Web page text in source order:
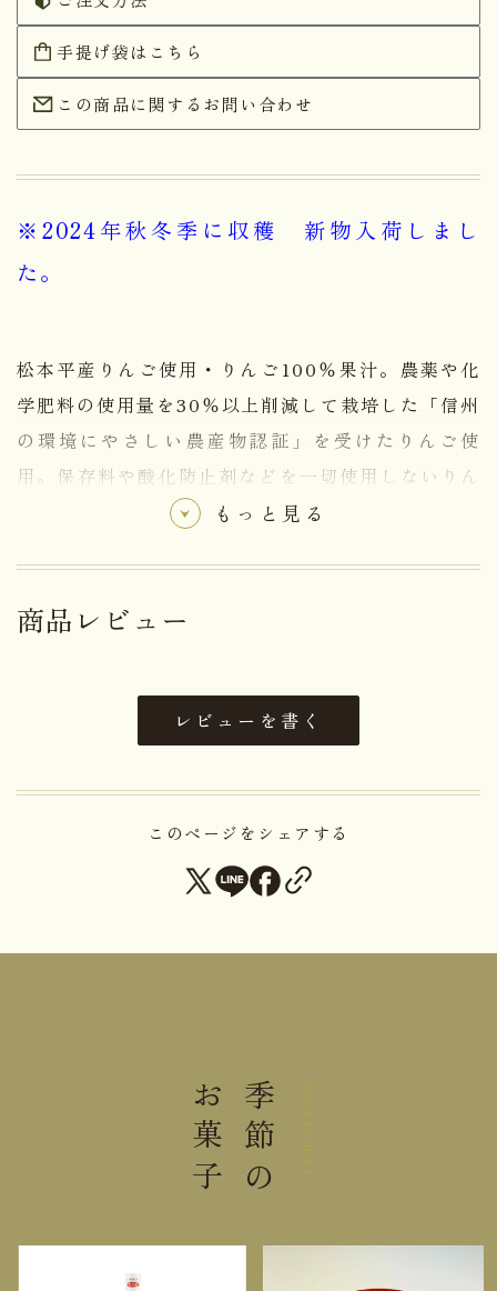
手提げ袋はこちら
この商品に関するお問い合わせ
※2024年秋冬季に収穫 新物入荷しまし
た。
松本平産りんご使用・りんご100％果汁。農薬や化
学肥料の使用量を30％以上削減して栽培した「信州
の環境にやさしい農産物認証」を受けたりんご使
用。保存料や酸化防止剤などを一切使用しないりん
ごジュース。さわやか信州から全国へお届けしま
【手提袋サイズ推奨目安】：
手提袋（大）に1箱
て、多めにご注文をお願い致します。
軽減税率対象商品
32.0×21.5×12.0cm
3.40kg
開封後は冷蔵庫にて保存の上、お早めにお召し上が
もっと見る
商品レビュー
レビューを書く
このページをシェアする
Seasonal
季節の
お菓子